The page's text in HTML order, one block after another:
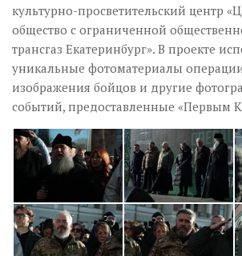
культурно-просветительский центр
общество с ограниченной
трансгаз Екатеринбург». В проекте
уникальные фотоматериалы
изображения бойцов и другие
событий, предоставленные «Первым